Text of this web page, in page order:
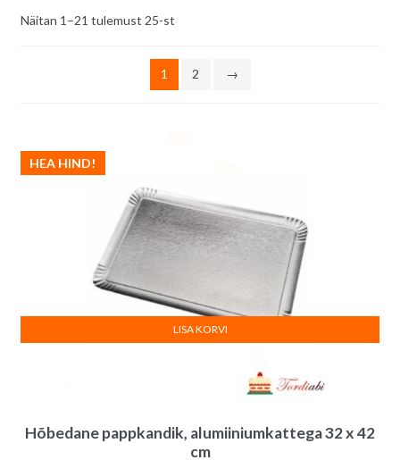
Näitan 1–21 tulemust 25-stSorditud
järgi
1
2 →
Hõbedane pappkandik, alumiiniumkattega 32 x 42
cm
HEA HIND!
LISA KORVI